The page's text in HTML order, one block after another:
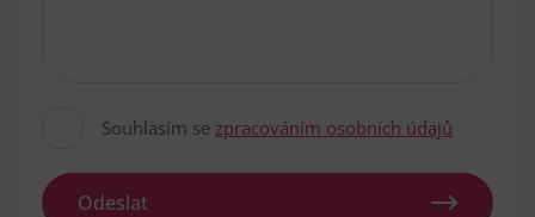
Souhlasím se zpracováním osobních údajů
Odeslat